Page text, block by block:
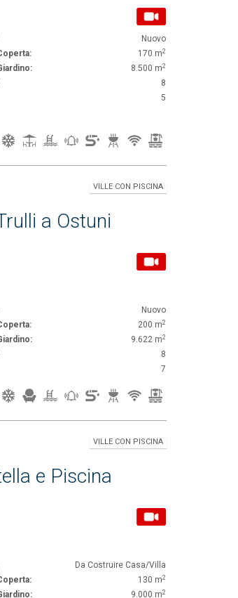
Nuovo
170 m2
8.500 m2
8
5
VILLE CON PISCINA
a Ostuni
Nuovo
200 m2
9.622 m2
8
7
VILLE CON PISCINA
e Piscina
Da Costruire Casa/Villa
130 m2
9.000 m2